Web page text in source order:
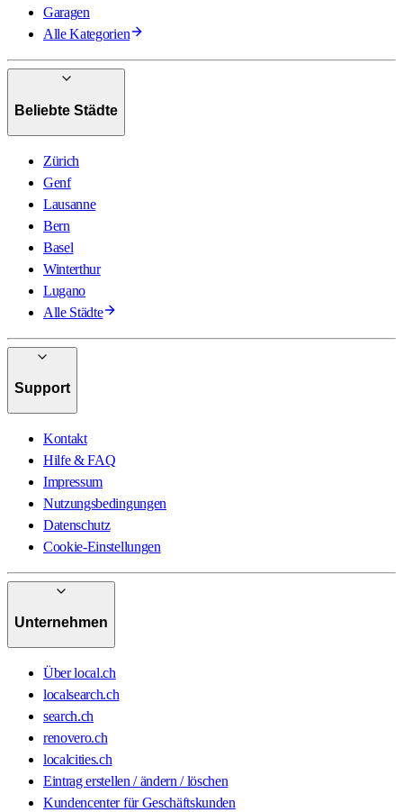
Garagen
Alle Kategorien
Beliebte Städte
Zürich
Genf
Lausanne
Bern
Basel
Winterthur
Lugano
Alle Städte
Support
Kontakt
Hilfe & FAQ
Impressum
Nutzungsbedingungen
Datenschutz
Cookie-Einstellungen
Unternehmen
Über local.ch
localsearch.ch
search.ch
renovero.ch
localcities.ch
Eintrag erstellen / ändern / löschen
Kundencenter für Geschäftskunden